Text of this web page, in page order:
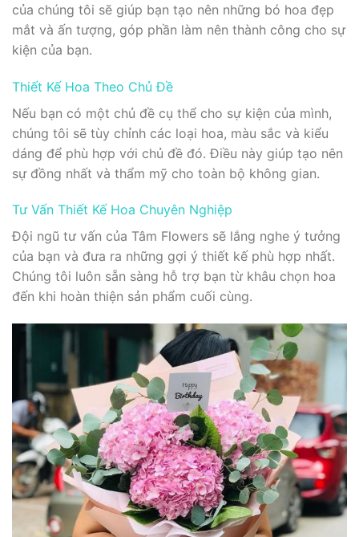
của chúng tôi sẽ giúp bạn tạo nên những bó hoa đẹp
mắt và ấn tượng, góp phần làm nên thành công cho sự
kiện của bạn.
Thiết Kế Hoa Theo Chủ Đề
Nếu bạn có một chủ đề cụ thể cho sự kiện của mình,
chúng tôi sẽ tùy chỉnh các loại hoa, màu sắc và kiểu
dáng để phù hợp với chủ đề đó. Điều này giúp tạo nên
sự đồng nhất và thẩm mỹ cho toàn bộ không gian.
Tư Vấn Thiết Kế Hoa Chuyên Nghiệp
Đội ngũ tư vấn của Tâm Flowers sẽ lắng nghe ý tưởng
của bạn và đưa ra những gợi ý thiết kế phù hợp nhất.
Chúng tôi luôn sẵn sàng hỗ trợ bạn từ khâu chọn hoa
đến khi hoàn thiện sản phẩm cuối cùng.